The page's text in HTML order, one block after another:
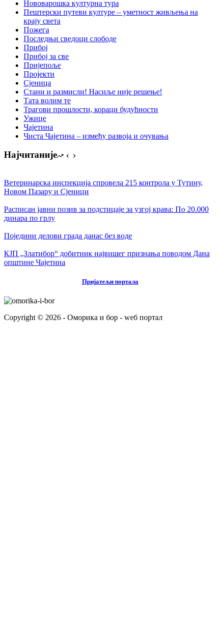
Нововарошка културна тура
Пештерски путеви културе – уметност живљења на
крају света
Пожега
Последњи сведоци слободе
Прибој
Прибој за све
Пријепоље
Пројекти
Сјеница
Стани и размисли! Насиље није решење!
Тата волим те
Трагови прошлости, кораци будућности
Ужице
Чајетина
Чиста Чајетина – између развоја и очувања
Најчитаније
Ветеринарска инспекција спровела 215 контрола у Тутину,
Новом Пазару и Сјеници
Расписан јавни позив за подстицаје за узгој крава: По 20.000
динара по грлу
Поједини делови града данас без воде
КЈП „Златибор“ добитник највишег признања поводом Дана
општине Чајетина
Пријатељи портала
Copyright © 2026 - Оморика и бор - wеб портал